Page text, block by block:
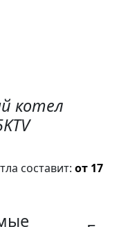
котел
составит: от 17